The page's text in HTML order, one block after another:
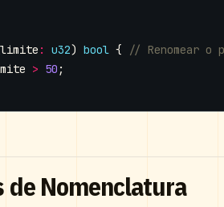
: u32) bool {
> 50 ;
de Nomenclatura